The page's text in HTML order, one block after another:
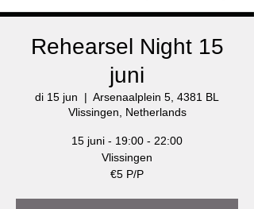
Rehearsel Night 15
juni
di 15 jun
  |
Arsenaalplein 5, 4381 BL
Vlissingen, Netherlands
15 juni - 19:00 - 22:00
Vlissingen
€5 P/P